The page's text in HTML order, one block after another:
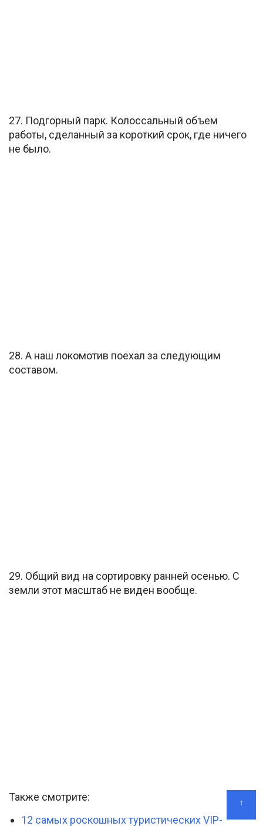
27. Подгорный парк. Колоссальный объем
работы, сделанный за короткий срок, где ничего
не было.
28. А наш локомотив поехал за следующим
составом.
29. Общий вид на сортировку ранней осенью. С
земли этот масштаб не виден вообще.
Также смотрите:
12 самых роскошных туристических VIP-
↑